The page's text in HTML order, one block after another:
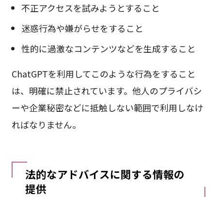
不正アクセスを試みようとすること
迷惑行為や嫌がらせをすること
性的に過激なコンテンツなどを生成すること
ChatGPTを利用してこのような行為をすること
は、明確に禁止されています。他人のプライバシ
ーや企業秘密などに抵触しない範囲で利用しなけ
ればなりません。
法的なアドバイスに関する情報の
提供